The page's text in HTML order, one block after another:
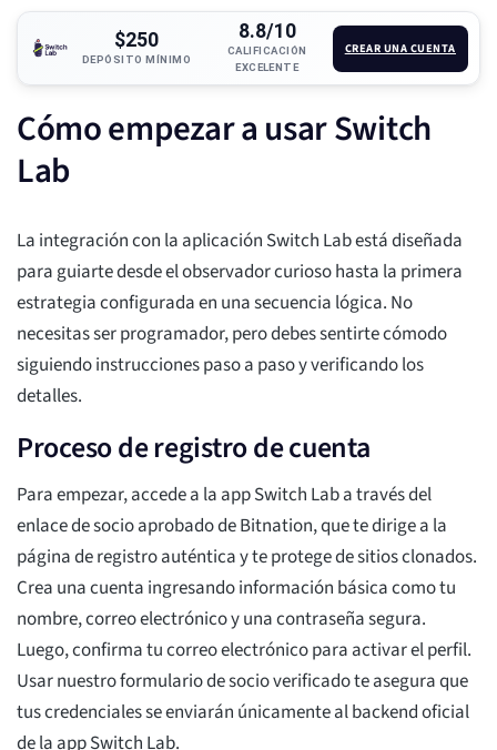
$250
DEPÓSITO MÍNIMO
8.8/10
CALIFICACIÓN
EXCELENTE
CREAR UNA CUENTA
Cómo empezar a usar Switch
Lab
La integración con la aplicación Switch Lab está diseñada
para guiarte desde el observador curioso hasta la primera
estrategia configurada en una secuencia lógica. No
necesitas ser programador, pero debes sentirte cómodo
siguiendo instrucciones paso a paso y verificando los
detalles.
Proceso de registro de cuenta
Para empezar, accede a la app Switch Lab a través del
enlace de socio aprobado de Bitnation, que te dirige a la
página de registro auténtica y te protege de sitios clonados.
Crea una cuenta ingresando información básica como tu
nombre, correo electrónico y una contraseña segura.
Luego, confirma tu correo electrónico para activar el perfil.
Usar nuestro formulario de socio verificado te asegura que
tus credenciales se enviarán únicamente al backend oficial
de la app Switch Lab.